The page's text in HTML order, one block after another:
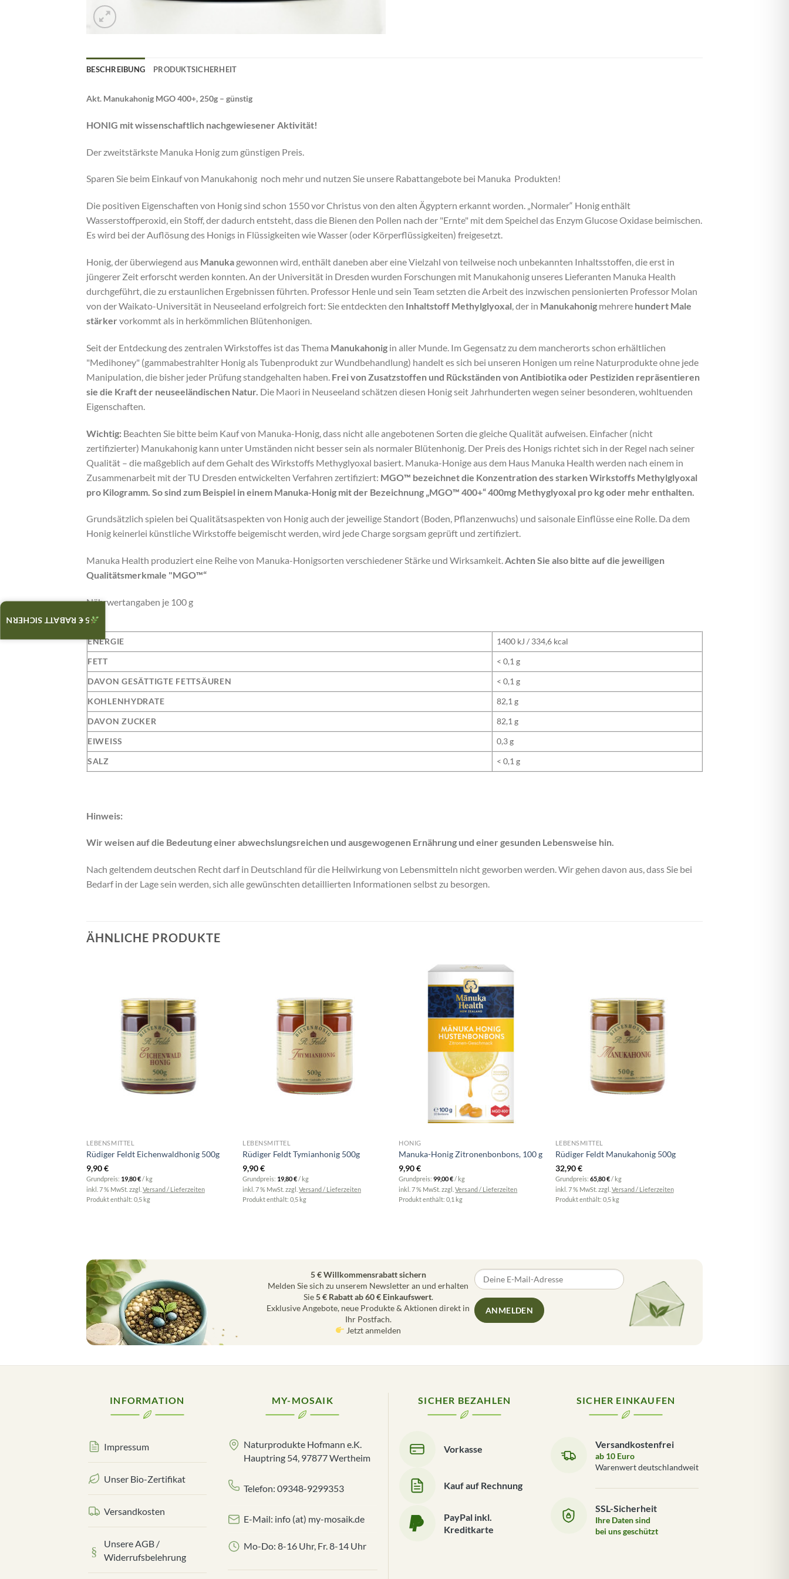
BESCHREIBUNG PRODUKTSICHERHEIT
Akt. Manukahonig MGO 400+, 250g – günstig
HONIG mit wissenschaftlich nachgewiesener Aktivität!
Der zweitstärkste Manuka Honig zum günstigen Preis.
Sparen Sie beim Einkauf von Manukahonig noch mehr und nutzen Sie unsere Rabattangebote bei Manuka Produkten!
Die positiven Eigenschaften von Honig sind schon 1550 vor Christus von den alten Ägyptern erkannt worden. „Normaler“ Honig enthält
Wasserstoffperoxid, ein Stoff, der dadurch entsteht, dass die Bienen den Pollen nach der "Ernte" mit dem Speichel das Enzym Glucose Oxidase beimischen.
Es wird bei der Auflösung des Honigs in Flüssigkeiten wie Wasser (oder Körperflüssigkeiten) freigesetzt.
Honig, der überwiegend aus Manuka gewonnen wird, enthält daneben aber eine Vielzahl von teilweise noch unbekannten Inhaltsstoffen, die erst in
jüngerer Zeit erforscht werden konnten. An der Universität in Dresden wurden Forschungen mit Manukahonig unseres Lieferanten Manuka Health
durchgeführt, die zu erstaunlichen Ergebnissen führten. Professor Henle und sein Team setzten die Arbeit des inzwischen pensionierten Professor Molan
von der Waikato-Universität in Neuseeland erfolgreich fort: Sie entdeckten den Inhaltstoff Methylglyoxal, der in Manukahonig mehrere hundert Male
stärker vorkommt als in herkömmlichen Blütenhonigen.
Seit der Entdeckung des zentralen Wirkstoffes ist das Thema Manukahonig in aller Munde. Im Gegensatz zu dem mancherorts schon erhältlichen
"Medihoney" (gammabestrahlter Honig als Tubenprodukt zur Wundbehandlung) handelt es sich bei unseren Honigen um reine Naturprodukte ohne jede
Manipulation, die bisher jeder Prüfung standgehalten haben. Frei von Zusatzstoffen und Rückständen von Antibiotika oder Pestiziden repräsentieren
sie die Kraft der neuseeländischen Natur. Die Maori in Neuseeland schätzen diesen Honig seit Jahrhunderten wegen seiner besonderen, wohltuenden
Eigenschaften.
Wichtig: Beachten Sie bitte beim Kauf von Manuka-Honig, dass nicht alle angebotenen Sorten die gleiche Qualität aufweisen. Einfacher (nicht
zertifizierter) Manukahonig kann unter Umständen nicht besser sein als normaler Blütenhonig. Der Preis des Honigs richtet sich in der Regel nach seiner
Qualität – die maßgeblich auf dem Gehalt des Wirkstoffs Methyglyoxal basiert. Manuka-Honige aus dem Haus Manuka Health werden nach einem in
Zusammenarbeit mit der TU Dresden entwickelten Verfahren zertifiziert: MGO™ bezeichnet die Konzentration des starken Wirkstoffs Methylglyoxal
pro Kilogramm. So sind zum Beispiel in einem Manuka-Honig mit der Bezeichnung „MGO™ 400+“ 400mg Methyglyoxal pro kg oder mehr enthalten.
Grundsätzlich spielen bei Qualitätsaspekten von Honig auch der jeweilige Standort (Boden, Pflanzenwuchs) und saisonale Einflüsse eine Rolle. Da dem
Honig keinerlei künstliche Wirkstoffe beigemischt werden, wird jede Charge sorgsam geprüft und zertifiziert.
Manuka Health produziert eine Reihe von Manuka-Honigsorten verschiedener Stärke und Wirksamkeit.Achten Sie also bitte auf die jeweiligen
Qualitätsmerkmale "MGO™“
Nährwertangaben je 100 g
ENERGIE
1400 kJ / 334,6 kcal
FETT
< 0,1 g
DAVON GESÄTTIGTE FETTSÄUREN
< 0,1 g
KOHLENHYDRATE
82,1 g
DAVON ZUCKER
82,1 g
EIWEISS
0,3 g
SALZ
< 0,1 g
Hinweis:
Wir weisen auf die Bedeutung einer abwechslungsreichen und ausgewogenen Ernährung und einer gesunden Lebensweise hin.
Nach geltendem deutschen Recht darf in Deutschland für die Heilwirkung von Lebensmitteln nicht geworben werden. Wir gehen davon aus, dass Sie bei
Bedarf in der Lage sein werden, sich alle gewünschten detaillierten Informationen selbst zu besorgen.
ÄHNLICHE PRODUKTE
LEBENSMITTEL
Rüdiger Feldt Eichenwaldhonig 500g
9,90€
Grundpreis: 19,80€/ kg
inkl. 7 % MwSt. zzgl. Versand / Lieferzeiten
Produkt enthält: 0,5 kg
LEBENSMITTEL
Rüdiger Feldt Tymianhonig 500g
9,90€
Grundpreis: 19,80€ / kg
inkl. 7 % MwSt. zzgl.Versand / Lieferzeiten
Produkt enthält: 0,5 kg
HONIG
Manuka-Honig Zitronenbonbons, 100 g
9,90€
Grundpreis:99,00€ / kg
inkl. 7 % MwSt. zzgl.Versand / Lieferzeiten
Produkt enthält: 0,1 kg
LEBENSMITTEL
Rüdiger Feldt Manukahonig 500g
32,90€
Grundpreis: 65,80€/ kg
inkl. 7 % MwSt. zzgl. Versand / Lieferzeiten
Produkt enthält: 0,5 kg
5 € Willkommensrabatt sichern
Melden Sie sich zu unserem Newsletter an und erhalten
Sie5 € Rabatt ab 60 € Einkaufswert.
Exklusive Angebote, neue Produkte & Aktionen direkt in
Ihr Postfach.
Jetzt anmelden
ANMELDEN
INFORMATION
Impressum
Unser Bio-Zertifikat
Versandkosten
Unsere AGB /
Widerrufsbelehrung
MY-MOSAIK
Naturprodukte Hofmann e.K.
Hauptring 54, 97877 Wertheim
Telefon: 09348-9299353
E-Mail: info (at) my-mosaik.de
Mo-Do: 8-16 Uhr, Fr. 8-14 Uhr
SICHER BEZAHLEN
Vorkasse
Kauf auf Rechnung
PayPal inkl.
Kreditkarte
SICHER EINKAUFEN
Versandkostenfrei
ab 10 Euro
Warenwert deutschlandweit
SSL-Sicherheit
Ihre Daten sind
bei uns geschützt
5 € RABATT SICHERN